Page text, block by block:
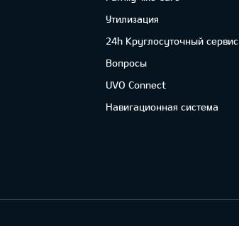
Утилизация
24h Круглосуточный сервис
Вопросы
UVO Connect
Навигационная система